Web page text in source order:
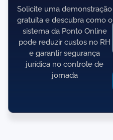
Solicite uma demonstração
gratuita e descubra como o
sistema da Ponto Online
pode reduzir custos no RH
e garantir segurança
jurídica no controle de
jornada